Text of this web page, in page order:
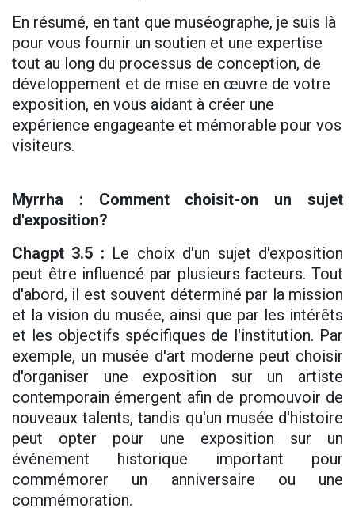
En résumé, en tant que muséographe, je suis là
pour vous fournir un soutien et une expertise
tout au long du processus de conception, de
développement et de mise en œuvre de votre
exposition, en vous aidant à créer une
expérience engageante et mémorable pour vos
visiteurs.
Myrrha : Comment choisit-on un sujet
d'exposition?
Chagpt 3.5 : Le choix d'un sujet d'exposition
peut être influencé par plusieurs facteurs. Tout
d'abord, il est souvent déterminé par la mission
et la vision du musée, ainsi que par les intérêts
et les objectifs spécifiques de l'institution. Par
exemple, un musée d'art moderne peut choisir
d'organiser une exposition sur un artiste
contemporain émergent afin de promouvoir de
nouveaux talents, tandis qu'un musée d'histoire
peut opter pour une exposition sur un
événement historique important pour
commémorer un anniversaire ou une
commémoration.